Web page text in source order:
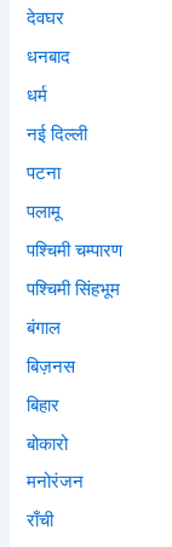
देवघर
धनबाद
धर्म
नई दिल्ली
पटना
पलामू
पश्चिमी चम्पारण
पश्चिमी सिंहभूम
बंगाल
बिज़नस
बिहार
बोकारो
मनोरंजन
राँची